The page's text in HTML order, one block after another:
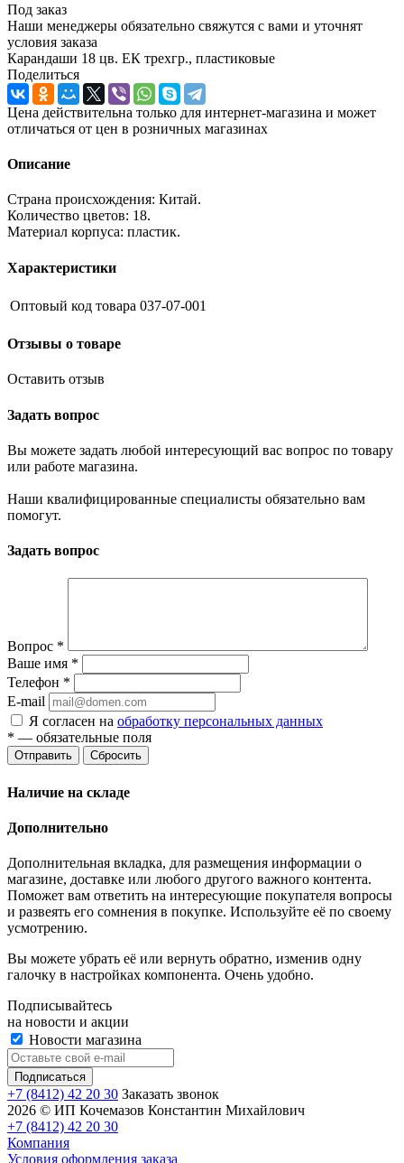
Под заказ
Наши менеджеры обязательно свяжутся с вами и уточнят
условия заказа
Карандаши 18 цв. ЕК трехгр., пластиковые
Поделиться
Цена действительна только для интернет-магазина и может
отличаться от цен в розничных магазинах
Описание
Страна происхождения: Китай.
Количество цветов: 18.
Материал корпуса: пластик.
Характеристики
Оптовый код товара 037-07-001
Отзывы о товаре
Оставить отзыв
Задать вопрос
Вы можете задать любой интересующий вас вопрос по товару
или работе магазина.
Наши квалифицированные специалисты обязательно вам
помогут.
Задать вопрос
Вопрос *
Ваше имя *
Телефон *
E-mail
Я согласен на обработку персональных данных
* — обязательные поля
Отправить Сбросить
Наличие на складе
Дополнительно
Дополнительная вкладка, для размещения информации о
магазине, доставке или любого другого важного контента.
Поможет вам ответить на интересующие покупателя вопросы
и развеять его сомнения в покупке. Используйте её по своему
усмотрению.
Вы можете убрать её или вернуть обратно, изменив одну
галочку в настройках компонента. Очень удобно.
Подписывайтесь
на новости и акции
Новости магазина
+7 (8412) 42 20 30 Заказать звонок
2026 © ИП Кочемазов Константин Михайлович
+7 (8412) 42 20 30
Компания
Условия оформления заказа